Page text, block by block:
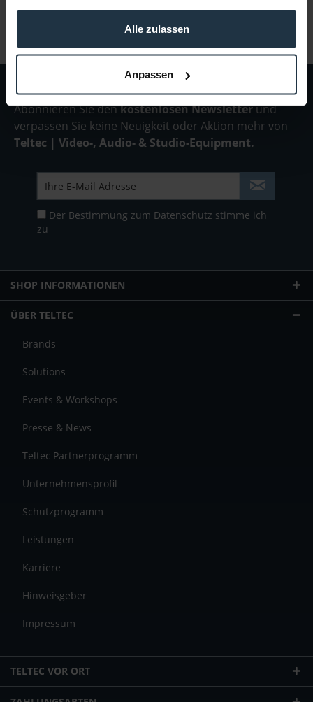
gesammelt haben.
Alle zulassen
Anpassen
Abonnieren Sie denkostenlosen Newsletterund
verpassen Sie keine Neuigkeit oder Aktion mehr von
Teltec | Video-, Audio- & Studio-Equipment.
Der Bestimmung zum Datenschutz stimme ich
zu
SHOP INFORMATIONEN
ÜBER TELTEC
Brands
Solutions
Events & Workshops
Presse & News
Teltec Partnerprogramm
Unternehmensprofil
Schutzprogramm
Leistungen
Karriere
Hinweisgeber
Impressum
TELTEC VOR ORT